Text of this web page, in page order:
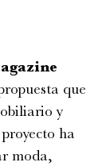
que
y
ha
moda,